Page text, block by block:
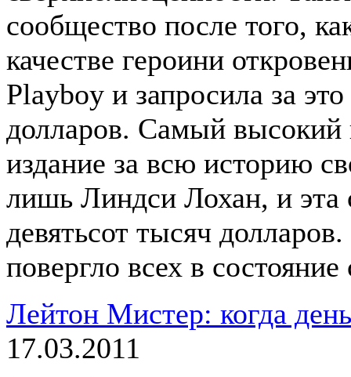
сообщество после того,
качестве героини
Playboy и запросила за
долларов. Самый высокий
издание за всю историю
лишь Линдси Лохан, и эта
девятьсот тысяч
повергло всех в состояние
Лейтон Мистер: когда
17.03.2011